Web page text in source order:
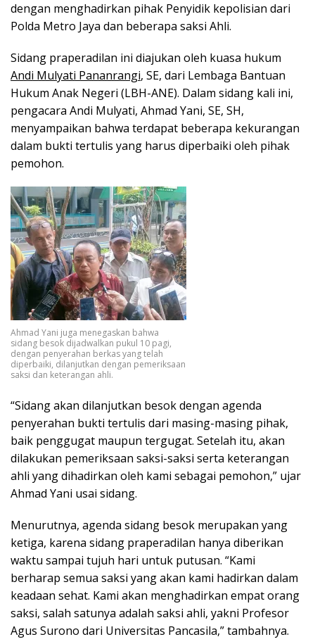
dengan menghadirkan pihak Penyidik kepolisian dari
Polda Metro Jaya dan beberapa saksi Ahli.
Sidang praperadilan ini diajukan oleh kuasa hukum
Andi Mulyati Pananrangi, SE, dari Lembaga Bantuan
Hukum Anak Negeri (LBH-ANE). Dalam sidang kali ini,
pengacara Andi Mulyati, Ahmad Yani, SE, SH,
menyampaikan bahwa terdapat beberapa kekurangan
dalam bukti tertulis yang harus diperbaiki oleh pihak
pemohon.
Ahmad Yani juga menegaskan bahwa
sidang besok dijadwalkan pukul 10 pagi,
dengan penyerahan berkas yang telah
diperbaiki, dilanjutkan dengan pemeriksaan
saksi dan keterangan ahli.
“Sidang akan dilanjutkan besok dengan agenda
penyerahan bukti tertulis dari masing-masing pihak,
baik penggugat maupun tergugat. Setelah itu, akan
dilakukan pemeriksaan saksi-saksi serta keterangan
ahli yang dihadirkan oleh kami sebagai pemohon,” ujar
Ahmad Yani usai sidang.
Menurutnya, agenda sidang besok merupakan yang
ketiga, karena sidang praperadilan hanya diberikan
waktu sampai tujuh hari untuk putusan. “Kami
berharap semua saksi yang akan kami hadirkan dalam
keadaan sehat. Kami akan menghadirkan empat orang
saksi, salah satunya adalah saksi ahli, yakni Profesor
Agus Surono dari Universitas Pancasila,” tambahnya.